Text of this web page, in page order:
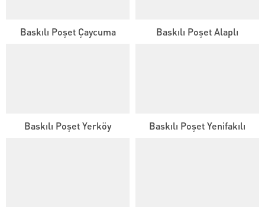
Baskılı Poşet Çaycuma Baskılı Poşet Alaplı
Baskılı Poşet Yerköy Baskılı Poşet Yenifakılı